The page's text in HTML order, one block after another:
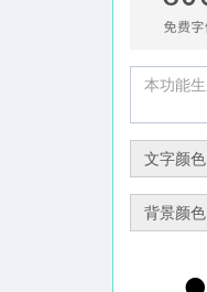
文字颜色
背景颜色